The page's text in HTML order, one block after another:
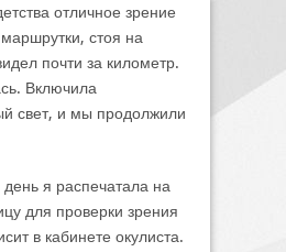
отличное зрение
стоя на
почти за километр.
Включила
свет, и мы продолжили
я распечатала на
для проверки зрения
в кабинете окулиста.